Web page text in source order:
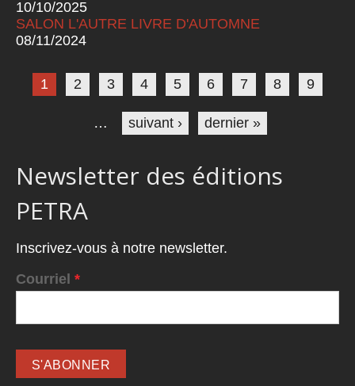
10/10/2025
SALON L'AUTRE LIVRE D'AUTOMNE
08/11/2024
Pages
1 2 3 4 5 6 7 8 9
… suivant › dernier »
Newsletter des éditions
PETRA
Inscrivez-vous à notre newsletter.
Courriel *